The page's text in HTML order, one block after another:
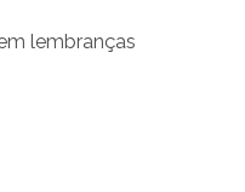
lembranças